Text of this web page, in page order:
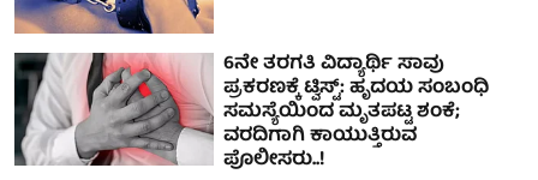
6ನೇ ತರಗತಿ ವಿದ್ಯಾರ್ಥಿ ಸಾವು
ಪ್ರಕರಣಕ್ಕೆ ಟ್ವಿಸ್ಟ್: ಹೃದಯ ಸಂಬಂಧಿ
ಸಮಸ್ಯೆಯಿಂದ ಮೃತಪಟ್ಟ ಶಂಕೆ;
ವರದಿಗಾಗಿ ಕಾಯುತ್ತಿರುವ
ಪೊಲೀಸರು..!